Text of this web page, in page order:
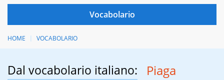
HOME VOCABOLARIO
Dal vocabolario italiano: Piaga